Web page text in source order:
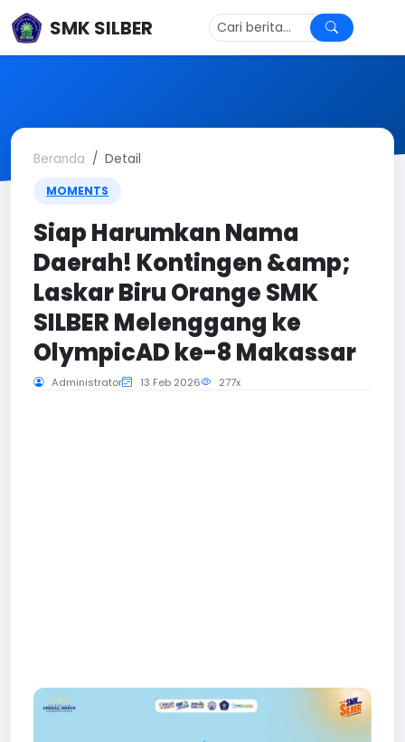
SMK SILBER
Beranda Detail
MOMENTS
Siap Harumkan Nama
Daerah! Kontingen &amp;
Laskar Biru Orange SMK
SILBER Melenggang ke
OlympicAD ke-8 Makassar
Administrator 13 Feb 2026 277x